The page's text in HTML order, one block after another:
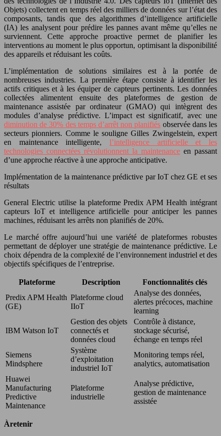
Objets) collectent en temps réel des milliers de données sur l’état des
composants, tandis que des algorithmes d’intelligence artificielle
(IA) les analysent pour prédire les pannes avant même qu’elles ne
surviennent. Cette approche proactive permet de planifier les
interventions au moment le plus opportun, optimisant la disponibilité
des appareils et réduisant les coûts.
L’implémentation de solutions similaires est à la portée de
nombreuses industries. La première étape consiste à identifier les
actifs critiques et à les équiper de capteurs pertinents. Les données
collectées alimentent ensuite des plateformes de gestion de
maintenance assistée par ordinateur (GMAO) qui intègrent des
modules d’analyse prédictive. L’impact est significatif, avec une
diminution de 30% des temps d’arrêt non planifiés observée dans les
secteurs pionniers. Comme le souligne Gilles Zwingelstein, expert
en maintenance intelligente, l’intelligence artificielle et les
technologies connectées révolutionnent la maintenance en passant
d’une approche réactive à une approche anticipative.
Implémentation de la maintenance prédictive par IoT chez GE et ses
résultats
General Electric utilise la plateforme Predix APM Health intégrant
capteurs IoT et intelligence artificielle pour anticiper les pannes
machines, réduisant les arrêts non planifiés de 20%.
Le marché offre aujourd’hui une variété de plateformes robustes
permettant de déployer une stratégie de maintenance prédictive. Le
choix dépendra de la complexité de l’environnement industriel et des
objectifs spécifiques de l’entreprise.
Plateforme Description
Fonctionnalités clés
Predix APM Health
(GE)
Plateforme cloud
IIoT
Analyse des données,
alertes précoces, machine
learning
IBM Watson IoT
Gestion des objets
connectés et
données cloud
Contrôle à distance,
stockage sécurisé,
échange en temps réel
Siemens
Mindsphere
Système
d’exploitation
industriel IoT
Monitoring temps réel,
analytics, automatisation
Huawei
Manufacturing
Predictive
Maintenance
Plateforme
industrielle
Analyse prédictive,
gestion de maintenance
assistée
À retenir